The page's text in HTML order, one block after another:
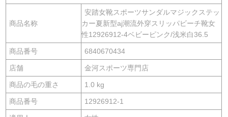
商品名称
安踏女靴スポーツサンダルマジックステッ
カー夏新型aj潮流外穿スリッパビーチ靴女
性12926912-4ベビーピンク/浅米白36.5
商品番号 6840670434
店舗 金河スポーツ専門店
商品の毛の重さ 1.0 kg
商品番号 12926912-1